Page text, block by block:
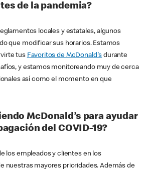
de la pandemia?
locales y estatales, algunos
que modificar sus horarios. Estamos
tus Favoritos de McDonald's durante
y estamos monitoreando muy de cerca
así como el momento en que
McDonald’s para ayudar
del COVID-19?
los empleados y clientes en los
nuestras mayores prioridades. Además de